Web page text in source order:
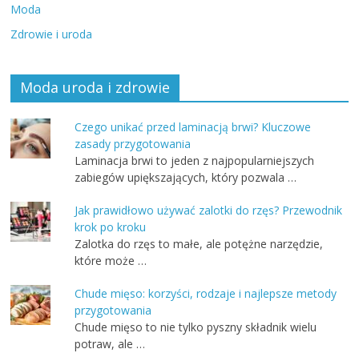
Moda
Zdrowie i uroda
Moda uroda i zdrowie
Czego unikać przed laminacją brwi? Kluczowe
zasady przygotowania
Laminacja brwi to jeden z najpopularniejszych
zabiegów upiększających, który pozwala …
Jak prawidłowo używać zalotki do rzęs? Przewodnik
krok po kroku
Zalotka do rzęs to małe, ale potężne narzędzie,
które może …
Chude mięso: korzyści, rodzaje i najlepsze metody
przygotowania
Chude mięso to nie tylko pyszny składnik wielu
potraw, ale …